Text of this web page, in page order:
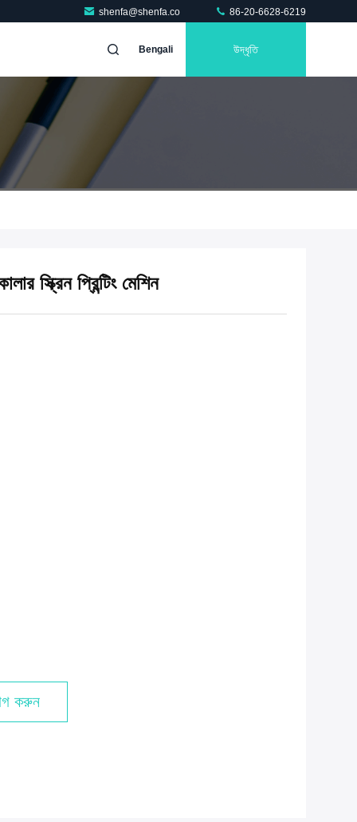
shenfa@shenfa.co 86-20-6628-6219
Bengali উদ্ধৃতি
স্ক্রিন প্রিন্টিং মেশিন
করুন